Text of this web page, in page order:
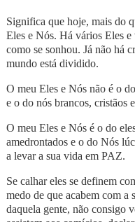
Significa que hoje, mais do
Eles e Nós. Há vários Eles
como se sonhou. Já não há
mundo está dividido.
O meu Eles e Nós não é o
e o do nós brancos, cristãos
O meu Eles e Nós é o do
amedrontados e o do Nós
a levar a sua vida em PAZ.
Se calhar eles se definem
medo de que acabem com a
daquela gente, não consigo